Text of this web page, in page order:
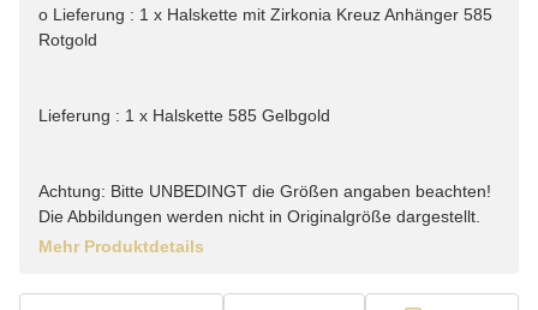
o Lieferung : 1 x Halskette mit Zirkonia Kreuz Anhänger 585
Rotgold
Lieferung : 1 x Halskette 585 Gelbgold
Achtung: Bitte UNBEDINGT die Größen angaben beachten!
Die Abbildungen werden nicht in Originalgröße dargestellt.
Mehr Produktdetails